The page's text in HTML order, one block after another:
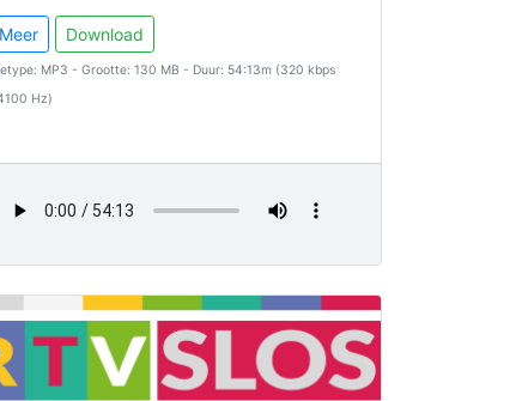
Meer Download
MP3 - Grootte: 130 MB - Duur: 54:13m (320 kbps
Hz)